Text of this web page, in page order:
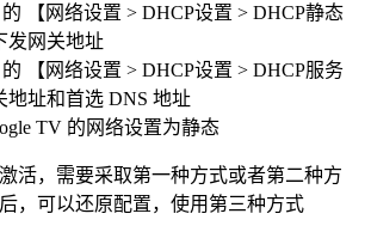
【网络设置 > DHCP设置 > DHCP静态
发网关地址
【网络设置 > DHCP设置 > DHCP服务
地址和首选 DNS 地址
TV 的网络设置为静态
活，需要采取第一种方式或者第二种方
，可以还原配置，使用第三种方式